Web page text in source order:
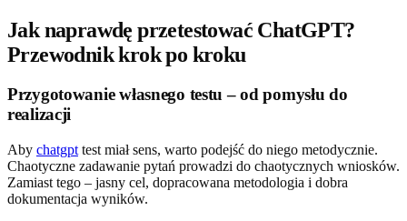
Jak naprawdę przetestować ChatGPT?
Przewodnik krok po kroku
Przygotowanie własnego testu – od pomysłu do
realizacji
Aby chatgpt test miał sens, warto podejść do niego metodycznie.
Chaotyczne zadawanie pytań prowadzi do chaotycznych wniosków.
Zamiast tego – jasny cel, dopracowana metodologia i dobra
dokumentacja wyników.